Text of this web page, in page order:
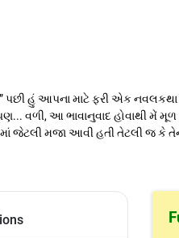
પછી હું આપના માટે ફરી એક
વળી, આ ભાવાનુવાદ હોવાથી મેં
જેટલી મજા આવી હતી તેટલી જ કે